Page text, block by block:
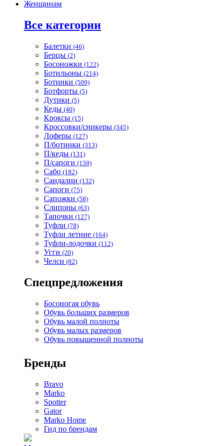
Женщинам
Все категории
Балетки (46)
Берцы (2)
Босоножки (122)
Ботильоны (214)
Ботинки (509)
Ботфорты (5)
Дутики (5)
Кеды (40)
Кроксы (15)
Кроссовки/сникеры (345)
Лоферы (127)
П/ботинки (313)
П/кеды (131)
П/сапоги (159)
Сабо (182)
Сандалии (132)
Сапоги (75)
Сапожки (58)
Слипоны (63)
Тапочки (127)
Туфли (78)
Туфли летние (164)
Туфли-лодочки (112)
Угги (20)
Челси (82)
Спецпредложения
Босоногая обувь
Обувь больших размеров
Обувь малой полноты
Обувь малых размеров
Обувь повышенной полноты
Бренды
Bravo
Marko
Spotter
Gator
Marko Home
Гид по брендам